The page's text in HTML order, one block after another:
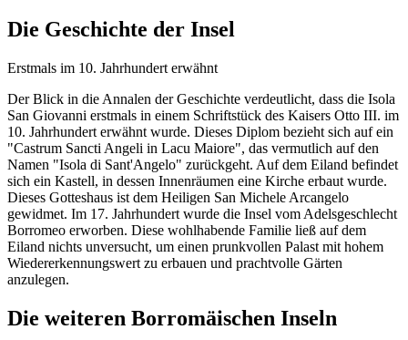
Die Geschichte der Insel
Erstmals im 10. Jahrhundert erwähnt
Der Blick in die Annalen der Geschichte verdeutlicht, dass die Isola
San Giovanni erstmals in einem Schriftstück des Kaisers Otto III. im
10. Jahrhundert erwähnt wurde. Dieses Diplom bezieht sich auf ein
"Castrum Sancti Angeli in Lacu Maiore", das vermutlich auf den
Namen "Isola di Sant'Angelo" zurückgeht. Auf dem Eiland befindet
sich ein Kastell, in dessen Innenräumen eine Kirche erbaut wurde.
Dieses Gotteshaus ist dem Heiligen San Michele Arcangelo
gewidmet. Im 17. Jahrhundert wurde die Insel vom Adelsgeschlecht
Borromeo erworben. Diese wohlhabende Familie ließ auf dem
Eiland nichts unversucht, um einen prunkvollen Palast mit hohem
Wiedererkennungswert zu erbauen und prachtvolle Gärten
anzulegen.
Die weiteren Borromäischen Inseln